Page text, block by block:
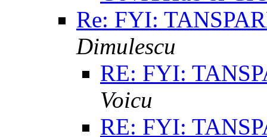
Re: FYI:
Dimulescu
RE: FYI:
Voicu
RE: FYI: